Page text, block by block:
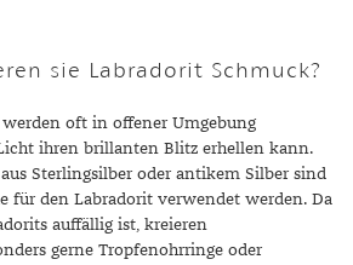
sie Labradorit Schmuck?
oft in offener Umgebung
ihren brillanten Blitz erhellen kann.
Sterlingsilber oder antikem Silber sind
für den Labradorit verwendet werden. Da
auffällig ist, kreieren
gerne Tropfenohrringe oder